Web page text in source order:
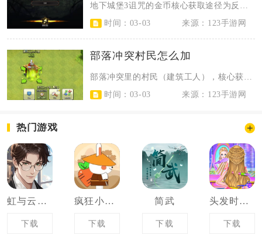
时间：03-03
来源：123手游网
部落冲突村民怎么加
时间：03-03
来源：123手游网
热门游戏
虹与云彩之约
下载
疯狂小兔子射击
下载
简武
下载
头发时尚造型美发沙龙
下载